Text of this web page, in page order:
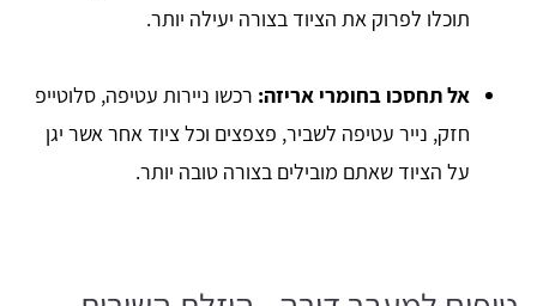
תוכלו לפרוק את הציוד בצורה יעילה יותר.
אל תחסכו בחומרי אריזה: רכשו ניירות עטיפה, סלוטייפ
חזק, נייר עטיפה לשביר, פצפצים וכל ציוד אחר אשר יגן
על הציוד שאתם מובילים בצורה טובה יותר.